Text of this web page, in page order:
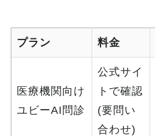
プラン 料金
医療機関向け
ユビーAI問診
公式サイ
トで確認
(要問い
合わせ)